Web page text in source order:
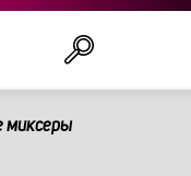
миксеры